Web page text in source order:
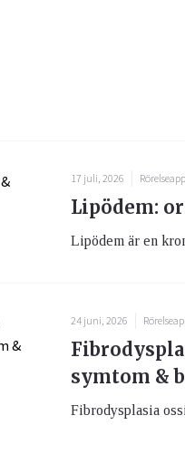
17 juli, 2026
Lipödem:
Lipödem är en
24 juni, 2026
symtom &
Fibrodysplasia